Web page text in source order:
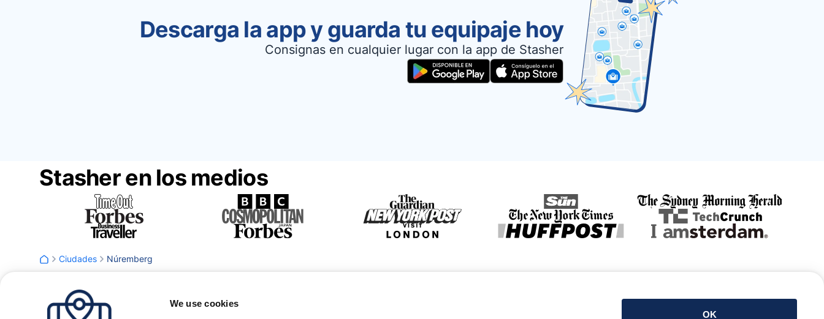
We use cookies
OK
Descarga la app y guarda tu equipaje hoy
Consignas en cualquier lugar con la app de Stasher
Stasher en los medios
Ciudades Núremberg